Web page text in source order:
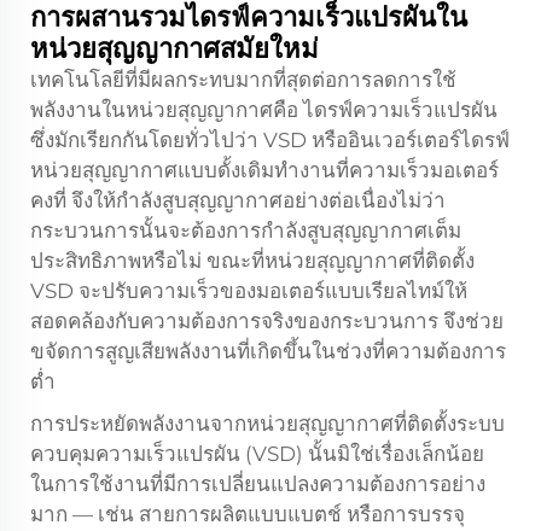
การผสานรวมไดรฟ์ความเร็วแปรผันใน
หน่วยสุญญากาศสมัยใหม่
เทคโนโลยีที่มีผลกระทบมากที่สุดต่อการลดการใช้
พลังงานในหน่วยสุญญากาศคือ ไดรฟ์ความเร็วแปรผัน
ซึ่งมักเรียกกันโดยทั่วไปว่า VSD หรืออินเวอร์เตอร์ไดรฟ์
หน่วยสุญญากาศแบบดั้งเดิมทำงานที่ความเร็วมอเตอร์
คงที่ จึงให้กำลังสูบสุญญากาศอย่างต่อเนื่องไม่ว่า
กระบวนการนั้นจะต้องการกำลังสูบสุญญากาศเต็ม
ประสิทธิภาพหรือไม่ ขณะที่หน่วยสุญญากาศที่ติดตั้ง
VSD จะปรับความเร็วของมอเตอร์แบบเรียลไทม์ให้
สอดคล้องกับความต้องการจริงของกระบวนการ จึงช่วย
ขจัดการสูญเสียพลังงานที่เกิดขึ้นในช่วงที่ความต้องการ
ต่ำ
การประหยัดพลังงานจากหน่วยสุญญากาศที่ติดตั้งระบบ
ควบคุมความเร็วแปรผัน (VSD) นั้นมิใช่เรื่องเล็กน้อย
ในการใช้งานที่มีการเปลี่ยนแปลงความต้องการอย่าง
มาก — เช่น สายการผลิตแบบแบตช์ หรือการบรรจุ